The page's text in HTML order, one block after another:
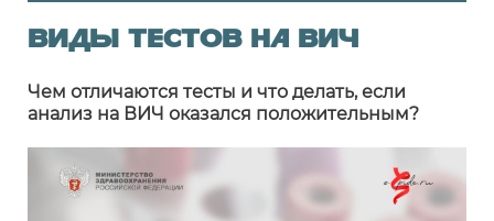
Виды тестов на ВИЧ
Чем отличаются тесты и что делать, если
анализ на ВИЧ оказался положительным?